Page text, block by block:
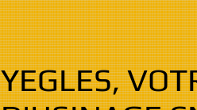
YEGLES,